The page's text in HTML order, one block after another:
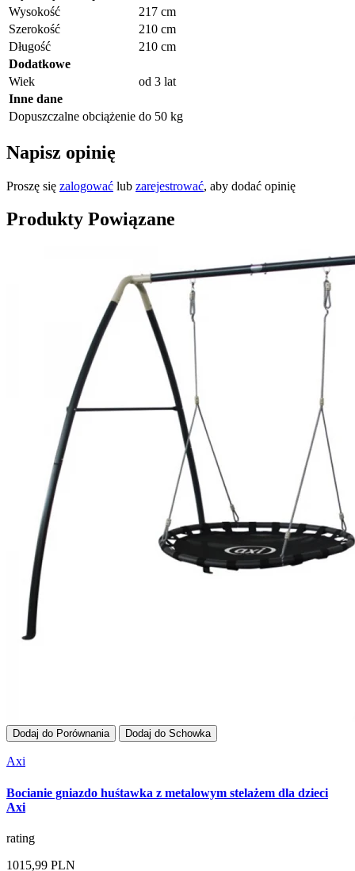
Wysokość
217 cm
Szerokość
210 cm
Długość
210 cm
Dodatkowe
Wiek
od 3 lat
Inne dane
Dopuszczalne obciążenie do 50 kg
Napisz opinię
Proszę się zalogować lub zarejestrować, aby dodać opinię
Produkty Powiązane
Dodaj do Porównania Dodaj do Schowka
Axi
Bocianie gniazdo huśtawka z metalowym stelażem dla dzieci
Axi
rating
1015,99 PLN